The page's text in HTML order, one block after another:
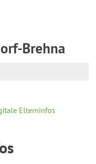
Brehna
Elterninfos